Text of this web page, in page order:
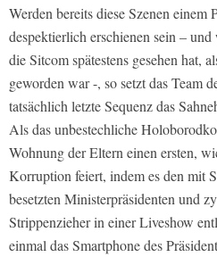
Werden bereits diese Szenen
despektierlich erschienen sein –
die Sitcom spätestens gesehen hat,
geworden war -, so setzt das Team
tatsächlich letzte Sequenz das
Als das unbestechliche
Wohnung der Eltern einen ersten,
Korruption feiert, indem es den mit
besetzten Ministerpräsidenten und
Strippenzieher in einer Liveshow
einmal das Smartphone des